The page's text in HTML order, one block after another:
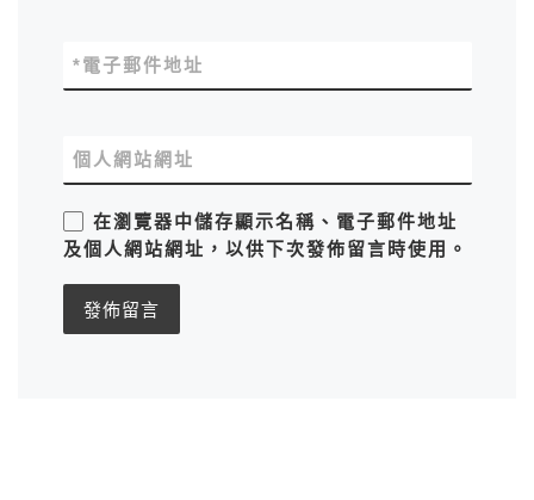
電子郵件地址
*
個人網站網址
在瀏覽器中儲存顯示名稱、電子郵件地址
及個人網站網址，以供下次發佈留言時使用。